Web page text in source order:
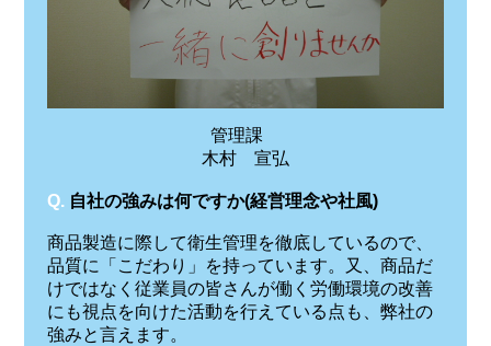
管理課
木村 宣弘
Q. 自社の強みは何ですか(経営理念や社風)
商品製造に際して衛生管理を徹底しているので、
品質に「こだわり」を持っています。又、商品だ
けではなく従業員の皆さんが働く労働環境の改善
にも視点を向けた活動を行えている点も、弊社の
強みと言えます。